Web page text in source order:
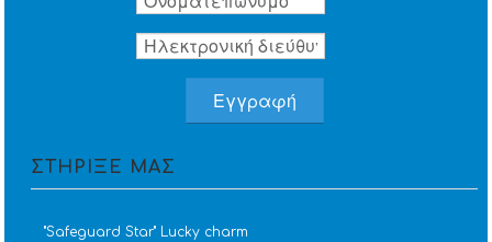
ΣΤΗΡΙΞΕ ΜΑΣ
''Safeguard Star'' Lucky charm